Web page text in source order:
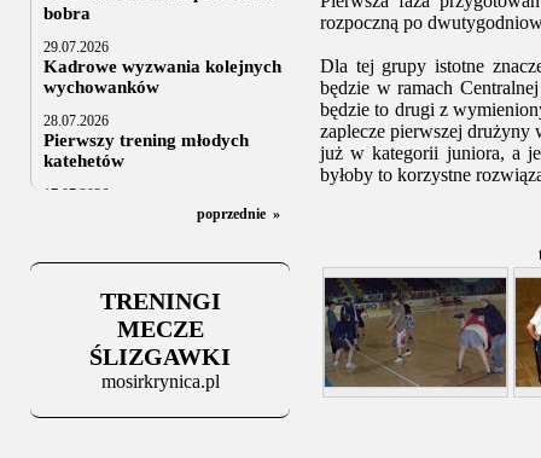
bobra
29.07.2026
Kadrowe wyzwania kolejnych
wychowanków
28.07.2026
Pierwszy trening młodych
katehetów
17.07.2026
U20: z kraju i z zagranicy
Za trzy tygodnie na lód
06.07.2025
Stowarzyszenie po Walnym
poprzednie »
TRENINGI
MECZE
ŚLIZGAWKI
mosirkrynica.pl
rozpoczną po
Dla tej grupy istotne
będzie w ramach
będzie to drugi z
zaplecze pierwszej
już w kategorii juniora, a
byłoby to korzystne